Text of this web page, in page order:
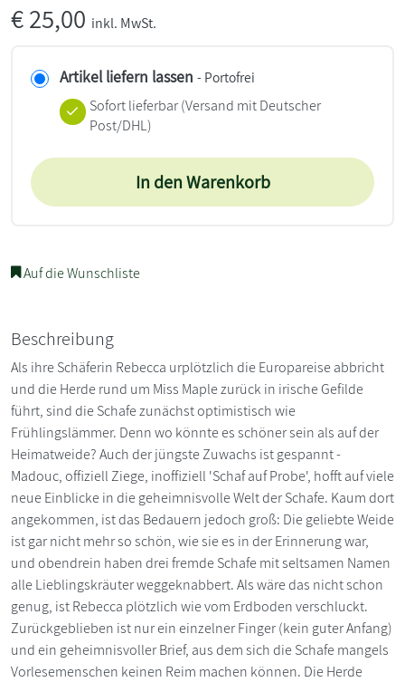
€25,00 inkl. MwSt.
Artikel liefern lassen - Portofrei
Sofort lieferbar(Versand mit Deutscher
Post/DHL)
In den Warenkorb
Auf die Wunschliste
Beschreibung
Als ihre Schäferin Rebecca urplötzlich die Europareise abbricht
und die Herde rund um Miss Maple zurück in irische Gefilde
führt, sind die Schafe zunächst optimistisch wie
Frühlingslämmer. Denn wo könnte es schöner sein als auf der
Heimatweide? Auch der jüngste Zuwachs ist gespannt -
Madouc, offiziell Ziege, inoffiziell 'Schaf auf Probe', hofft auf viele
neue Einblicke in die geheimnisvolle Welt der Schafe. Kaum dort
angekommen, ist das Bedauern jedoch groß: Die geliebte Weide
ist gar nicht mehr so schön, wie sie es in der Erinnerung war,
und obendrein haben drei fremde Schafe mit seltsamen Namen
alle Lieblingskräuter weggeknabbert. Als wäre das nicht schon
genug, ist Rebecca plötzlich wie vom Erdboden verschluckt.
Zurückgeblieben ist nur ein einzelner Finger (kein guter Anfang)
und ein geheimnisvoller Brief, aus dem sich die Schafe mangels
Vorlesemenschen keinen Reim machen können. Die Herde